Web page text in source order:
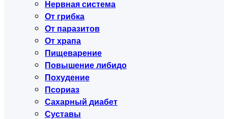
Нервная система
От грибка
От паразитов
От храпа
Пищеварение
Повышение либидо
Похудение
Псориаз
Сахарный диабет
Суставы